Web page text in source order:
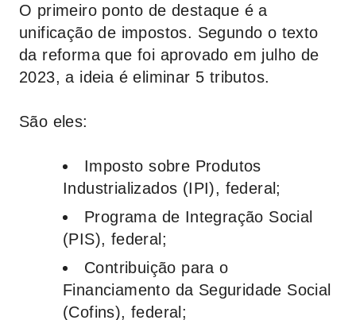
O primeiro ponto de destaque é a
unificação de impostos. Segundo o texto
da reforma que foi aprovado em julho de
2023, a ideia é eliminar 5 tributos.
São eles:
Imposto sobre Produtos
Industrializados (IPI), federal;
Programa de Integração Social
(PIS), federal;
Contribuição para o
Financiamento da Seguridade Social
(Cofins), federal;